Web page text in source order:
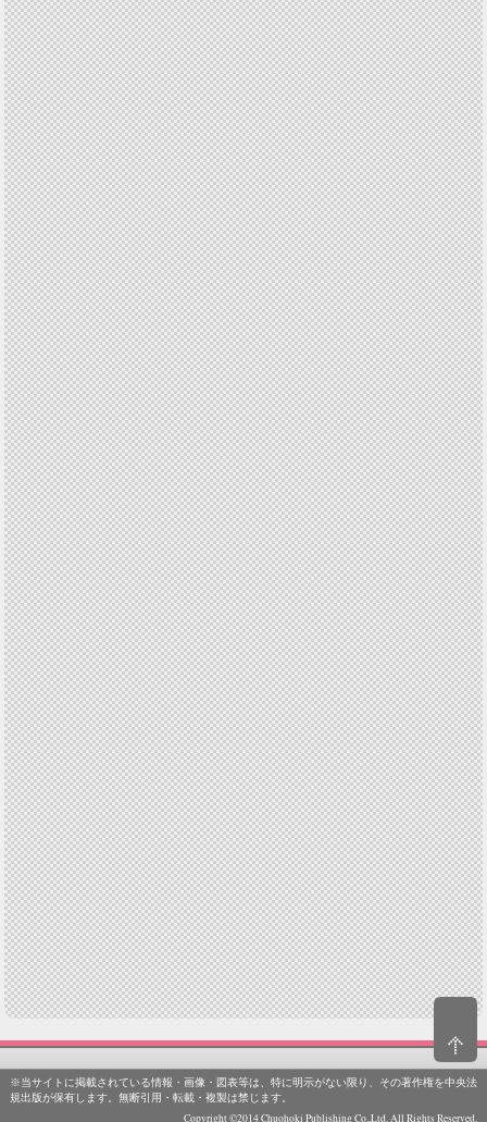
※当サイトに掲載されている情報・画像・図表等は、特に明示がない限り、その著作権を中央法
規出版が保有します。無断引用・転載・複製は禁じます。
Copyright ©2014 Chuohoki Publishing Co.,Ltd. All Rights Reserved.